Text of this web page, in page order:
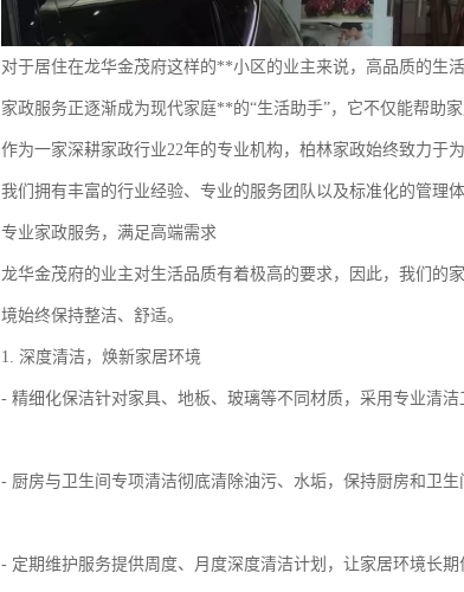
对于居住在龙华金茂府这样的**小区的业主来说，高品质的生
家政服务正逐渐成为现代家庭**的“生活助手”，它不仅能帮助
作为一家深耕家政行业22年的专业机构，柏林家政始终致力于
我们拥有丰富的行业经验、专业的服务团队以及标准化的管理
专业家政服务，满足高端需求
龙华金茂府的业主对生活品质有着极高的要求，因此，我们的
境始终保持整洁、舒适。
1. 深度清洁，焕新家居环境
- 精细化保洁针对家具、地板、玻璃等不同材质，采用专业清洁
- 厨房与卫生间专项清洁彻底清除油污、水垢，保持厨房和卫生
- 定期维护服务提供周度、月度深度清洁计划，让家居环境长期